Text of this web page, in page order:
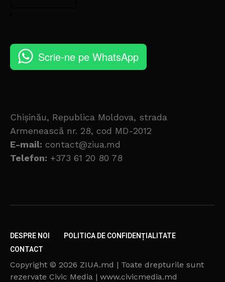
Scrie-ne pe WhatsApp
Chișinău, Republica Moldova, strada
Armenească nr. 28, cod MD-2012
E-mail: contact@ziua.md
Telefon: +373 61 20 80 78
DESPRE NOI
POLITICA DE CONFIDENȚIALITATE
CONTACT
Copyright © 2026 ZIUA.md | Toate drepturile sunt
rezervate Civic Media | www.civicmedia.md